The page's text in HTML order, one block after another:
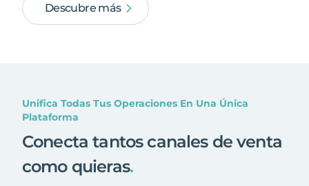
Descubre más
Unifica Todas Tus Operaciones En Una Única
Plataforma
Conecta tantos canales de venta
como quieras.